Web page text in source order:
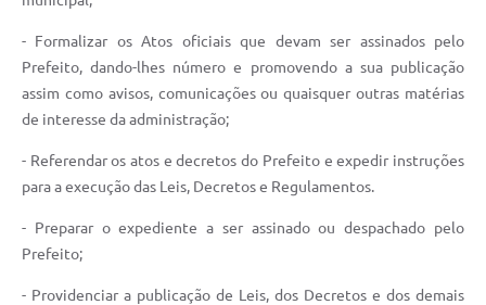
- Formalizar os Atos oficiais que devam ser assinados pelo
Prefeito, dando-lhes número e promovendo a sua publicação
assim como avisos, comunicações ou quaisquer outras matérias
de interesse da administração;
- Referendar os atos e decretos do Prefeito e expedir instruções
para a execução das Leis, Decretos e Regulamentos.
- Preparar o expediente a ser assinado ou despachado pelo
Prefeito;
- Providenciar a publicação de Leis, dos Decretos e dos demais